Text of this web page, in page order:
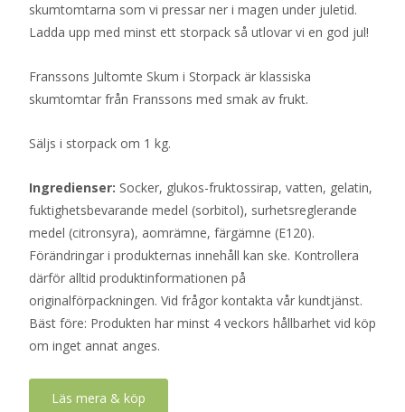
skumtomtarna som vi pressar ner i magen under juletid.
Ladda upp med minst ett storpack så utlovar vi en god jul!
Franssons Jultomte Skum i Storpack är klassiska
skumtomtar från Franssons med smak av frukt.
Säljs i storpack om 1 kg.
Ingredienser: Socker, glukos-fruktossirap, vatten, gelatin,
fuktighetsbevarande medel (sorbitol), surhetsreglerande
medel (citronsyra), aomrämne, färgämne (E120).
Förändringar i produkternas innehåll kan ske. Kontrollera
därför alltid produktinformationen på
originalförpackningen. Vid frågor kontakta vår kundtjänst.
Bäst före: Produkten har minst 4 veckors hållbarhet vid köp
om inget annat anges.
Läs mera & köp